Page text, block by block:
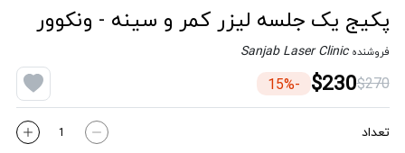
پکیج یک جلسه لیزر کمر و سینه - ونکوور
فروشنده Sanjab Laser Clinic
$270
$230
-15%
تعداد